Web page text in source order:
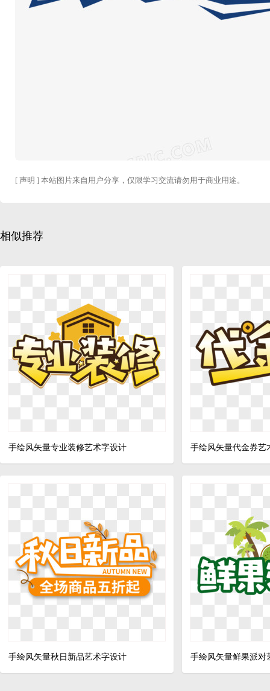
[ 声明 ] 本站图片来自用户分享，仅限学习交流请勿用于商业用途。
相似推荐
手绘风矢量专业装修艺术字设计 手绘风矢量代金券艺
手绘风矢量秋日新品艺术字设计 手绘风矢量鲜果派对